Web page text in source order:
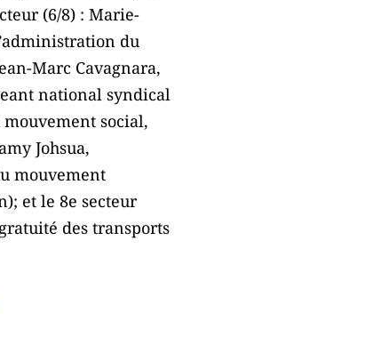
(6/8) : Marie-
du
Marc Cavagnara,
national syndical
mouvement social,
Johsua,
mouvement
et le 8e secteur
des transports